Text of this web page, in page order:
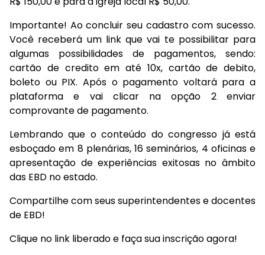
Importante! Ao concluir seu cadastro com sucesso.
Você receberá um link que vai te possibilitar para
algumas possibilidades de pagamentos, sendo:
cartão de credito em até 10x, cartão de debito,
boleto ou PIX. Após o pagamento voltará para a
plataforma e vai clicar na opção 2 enviar
comprovante de pagamento.
Lembrando que o conteúdo do congresso já está
esboçado em 8 plenárias, 16 seminários, 4 oficinas e
apresentação de experiências exitosas no âmbito
das EBD no estado.
Compartilhe com seus superintendentes e docentes
de EBD!
Clique no link liberado e faça sua inscrição agora!